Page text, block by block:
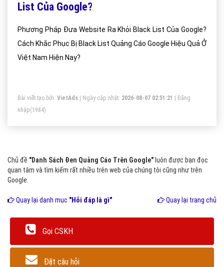
List Của Google?
Phương Pháp Đưa Website Ra Khỏi Black List Của Google?
Cách Khắc Phục Bị Black List Quảng Cáo Google Hiệu Quả Ở
Việt Nam Hiện Nay?
Bài viết tạo bởi: VietAds | Ngày cập nhật: 2026-08-07 02:51:21
Đăng
nhập(1984)
Chủ đề "Danh Sách Đen Quảng Cáo Trên Google" luôn được bạn đọc
quan tâm và tìm kiếm rất nhiều trên web của chúng tôi cũng như trên
Google.
Quay lại danh mục "Hỏi đáp là gì" Quay lại trang chủ
Gọi CSKH
Đặt câu hỏi